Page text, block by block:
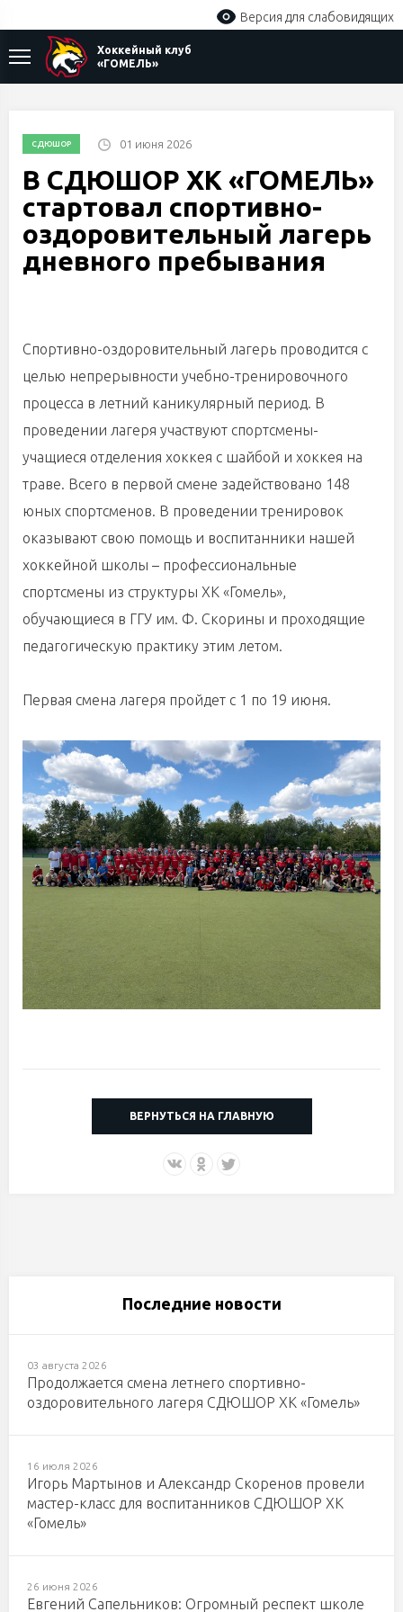
Версия для слабовидящих
Хоккейный клуб
«ГОМЕЛЬ»
СДЮШОР 01 июня 2026
В СДЮШОР ХК «ГОМЕЛЬ»
стартовал спортивно-
оздоровительный лагерь
дневного пребывания
Спортивно-оздоровительный лагерь проводится с
целью непрерывности учебно-тренировочного
процесса в летний каникулярный период. В
проведении лагеря участвуют спортсмены-
учащиеся отделения хоккея с шайбой и хоккея на
траве. Всего в первой смене задействовано 148
юных спортсменов. В проведении тренировок
оказывают свою помощь и воспитанники нашей
хоккейной школы – профессиональные
спортсмены из структуры ХК «Гомель»,
обучающиеся в ГГУ им. Ф. Скорины и проходящие
педагогическую практику этим летом.
Первая смена лагеря пройдет с 1 по 19 июня.
ВЕРНУТЬСЯ НА ГЛАВНУЮ
Последние новости
03 августа 2026
Продолжается смена летнего спортивно-
оздоровительного лагеря СДЮШОР ХК «Гомель»
16 июля 2026
Игорь Мартынов и Александр Скоренов провели
мастер-класс для воспитанников СДЮШОР ХК
«Гомель»
26 июня 2026
Евгений Сапельников: Огромный респект школе